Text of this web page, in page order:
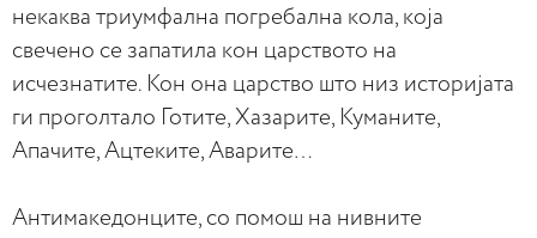
некаква триумфална погребална кола, која
свечено се запатила кон царството на
исчезнатите. Кон она царство што низ историјата
ги проголтало Готите, Хазарите, Куманите,
Апачите, Ацтеките, Аварите…
Антимакедонците, со помош на нивните